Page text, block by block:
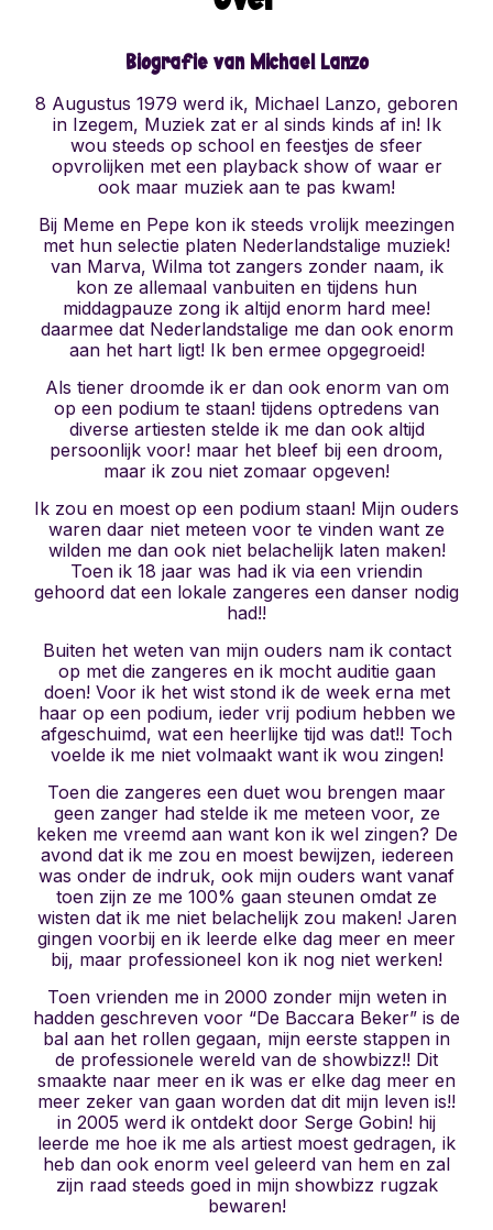
Biografie van Michael Lanzo
8 Augustus 1979 werd ik, Michael Lanzo, geboren
in Izegem, Muziek zat er al sinds kinds af in! Ik
wou steeds op school en feestjes de sfeer
opvrolijken met een playback show of waar er
ook maar muziek aan te pas kwam!
Bij Meme en Pepe kon ik steeds vrolijk meezingen
met hun selectie platen Nederlandstalige muziek!
van Marva, Wilma tot zangers zonder naam, ik
kon ze allemaal vanbuiten en tijdens hun
middagpauze zong ik altijd enorm hard mee!
daarmee dat Nederlandstalige me dan ook enorm
aan het hart ligt! Ik ben ermee opgegroeid!
Als tiener droomde ik er dan ook enorm van om
op een podium te staan! tijdens optredens van
diverse artiesten stelde ik me dan ook altijd
persoonlijk voor! maar het bleef bij een droom,
maar ik zou niet zomaar opgeven!
Ik zou en moest op een podium staan! Mijn ouders
waren daar niet meteen voor te vinden want ze
wilden me dan ook niet belachelijk laten maken!
Toen ik 18 jaar was had ik via een vriendin
gehoord dat een lokale zangeres een danser nodig
had!!
Buiten het weten van mijn ouders nam ik contact
op met die zangeres en ik mocht auditie gaan
doen! Voor ik het wist stond ik de week erna met
haar op een podium, ieder vrij podium hebben we
afgeschuimd, wat een heerlijke tijd was dat!! Toch
voelde ik me niet volmaakt want ik wou zingen!
Toen die zangeres een duet wou brengen maar
geen zanger had stelde ik me meteen voor, ze
keken me vreemd aan want kon ik wel zingen? De
avond dat ik me zou en moest bewijzen, iedereen
was onder de indruk, ook mijn ouders want vanaf
toen zijn ze me 100% gaan steunen omdat ze
wisten dat ik me niet belachelijk zou maken! Jaren
gingen voorbij en ik leerde elke dag meer en meer
bij, maar professioneel kon ik nog niet werken!
Toen vrienden me in 2000 zonder mijn weten in
hadden geschreven voor “De Baccara Beker” is de
bal aan het rollen gegaan, mijn eerste stappen in
de professionele wereld van de showbizz!! Dit
smaakte naar meer en ik was er elke dag meer en
meer zeker van gaan worden dat dit mijn leven is!!
in 2005 werd ik ontdekt door Serge Gobin! hij
leerde me hoe ik me als artiest moest gedragen, ik
heb dan ook enorm veel geleerd van hem en zal
zijn raad steeds goed in mijn showbizz rugzak
bewaren!